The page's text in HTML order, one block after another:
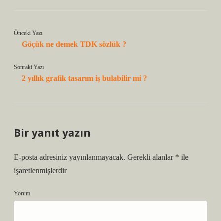
Önceki Yazı
Göçük ne demek TDK sözlük ?
Sonraki Yazı
2 yıllık grafik tasarım iş bulabilir mi ?
Bir yanıt yazın
E-posta adresiniz yayınlanmayacak. Gerekli alanlar * ile
işaretlenmişlerdir
Yorum